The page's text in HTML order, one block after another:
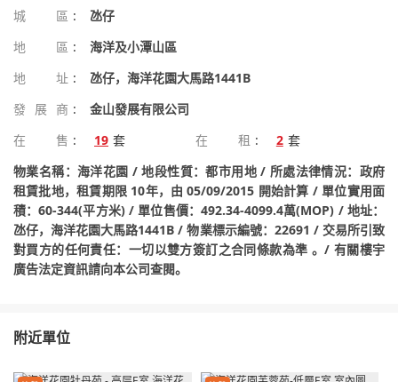
城區 : 氹仔
地區 :
海洋及小潭山區
地址 :
氹仔，海洋花園大馬路1441B
發展商 :
金山發展有限公司
在售 : 19 套 在租 : 2 套
物業名稱：海洋花園 / 地段性質：都市用地 / 所處法律情況：政府
租賃批地，租賃期限 10年，由 05/09/2015 開始計算 / 單位實用面
積：60-344(平方米) / 單位售價：492.34-4099.4萬(MOP) / 地址：
氹仔，海洋花園大馬路1441B / 物業標示編號：22691 / 交易所引致
對買方的任何責任：一切以雙方簽訂之合同條款為準 。/ 有關樓宇
廣告法定資訊請向本公司查閱。
附近單位